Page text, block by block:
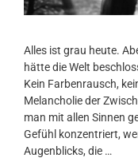
Alles ist grau heute.
hätte die Welt
Kein Farbenrausch,
Melancholie der
man mit allen Sinnen
Gefühl konzentriert,
Augenblicks, die …